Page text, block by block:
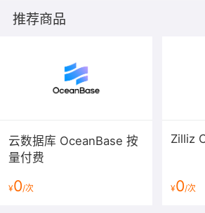
推荐商品
云数据库 OceanBase 按
量付费
¥0/次
Zilliz
¥0/次